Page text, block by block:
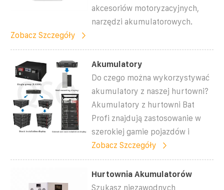
akcesoriów motoryzacyjnych,
narzędzi akumulatorowych.
Zobacz Szczegóły
Akumulatory
Do czego można wykorzystywać
akumulatory z naszej hurtowni?
Akumulatory z hurtowni Bat
Profi znajdują zastosowanie w
szerokiej gamie pojazdów i
Zobacz Szczegóły
Hurtownia Akumulatorów
Szukasz niezawodnych